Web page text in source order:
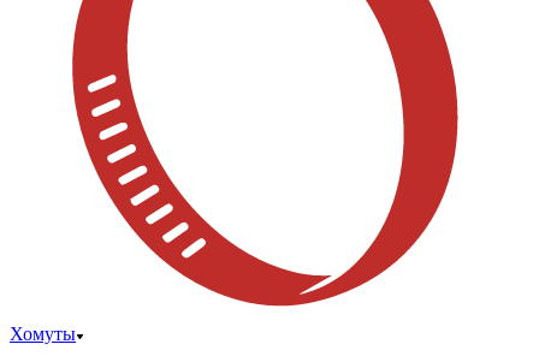
Хомуты